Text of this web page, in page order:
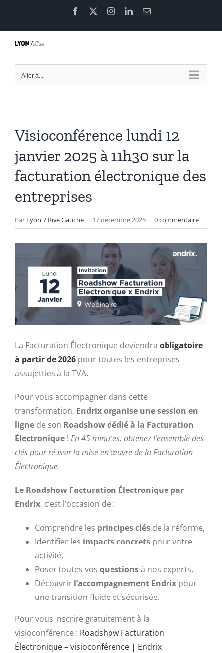
contenu
Facebook InstagramLinkedInEmail
Aller à...
Visioconférence lundi 12
janvier 2025 à 11h30 sur la
facturation électronique des
entreprises
Par Lyon 7 Rive Gauche | 17 décembre 2025 | 0 commentaire
La Facturation Électronique deviendra obligatoire
à partir de 2026 pour toutes les entreprises
assujetties à la TVA.
Pour vous accompagner dans cette
transformation, Endrix organise une session en
ligne de son Roadshow dédié à la Facturation
Électronique ! En 45 minutes, obtenez l’ensemble des
clés pour réussir la mise en œuvre de la Facturation
Électronique.
Le Roadshow Facturation Électronique par
Endrix, c’est l’occasion de :
Comprendre les principes clés de la réforme,
Identifier les impacts concrets pour votre
activité,
Poser toutes vos questionsà nos experts,
Découvrir l’accompagnement Endrix pour
une transition fluide et sécurisée.
Pour vous inscrire gratuitement à la
visioconférence : Roadshow Facturation
Électronique – visioconférence | Endrix